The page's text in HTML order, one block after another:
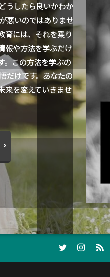
うしたら良いかわか
悪いのではありませ
育には、それを乗り
報や方法を学ぶだけ
。この方法を学ぶの
だけです。あなたの
来を変えていきませ